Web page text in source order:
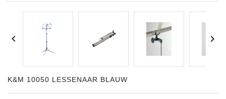
Microfoons
Versterking
Instrumenten
Shop
 
K&M 10050 LESSENAAR BLAUW